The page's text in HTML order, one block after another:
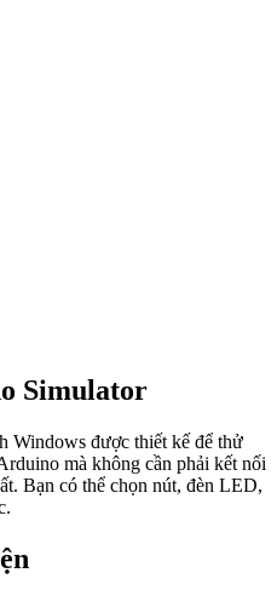
Simulator
Windows được thiết kế để thử
mà không cần phải kết nối
Bạn có thể chọn nút, đèn LED,